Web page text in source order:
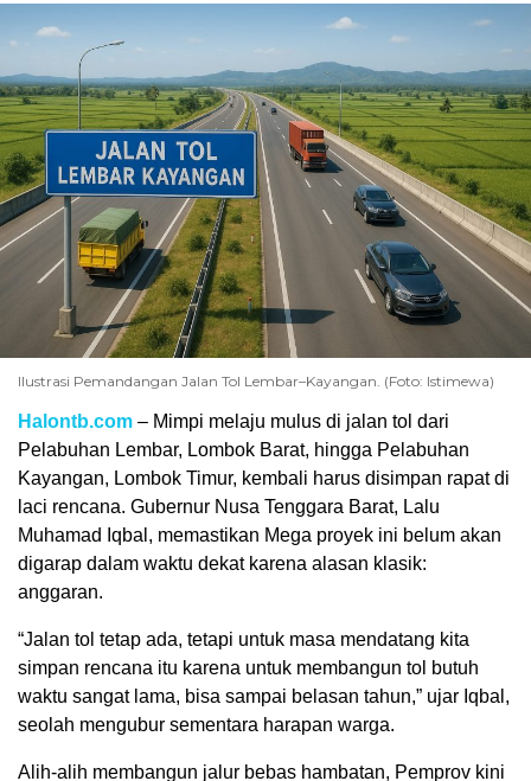
Ilustrasi Pemandangan Jalan Tol Lembar–Kayangan. (Foto: Istimewa)
Halontb.com – Mimpi melaju mulus di jalan tol dari
Pelabuhan Lembar, Lombok Barat, hingga Pelabuhan
Kayangan, Lombok Timur, kembali harus disimpan rapat di
laci rencana. Gubernur Nusa Tenggara Barat, Lalu
Muhamad Iqbal, memastikan Mega proyek ini belum akan
digarap dalam waktu dekat karena alasan klasik:
anggaran.
“Jalan tol tetap ada, tetapi untuk masa mendatang kita
simpan rencana itu karena untuk membangun tol butuh
waktu sangat lama, bisa sampai belasan tahun,” ujar Iqbal,
seolah mengubur sementara harapan warga.
Alih-alih membangun jalur bebas hambatan, Pemprov kini